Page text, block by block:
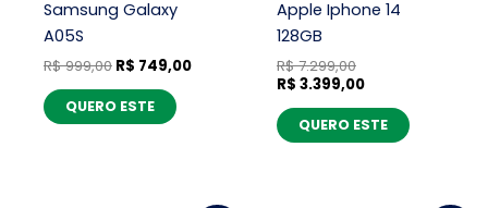
Samsung Galaxy
A05S
R$999,00 R$ 749,00
QUERO ESTE
Apple Iphone 14
128GB
R$7.299,00
R$ 3.399,00
QUERO ESTE